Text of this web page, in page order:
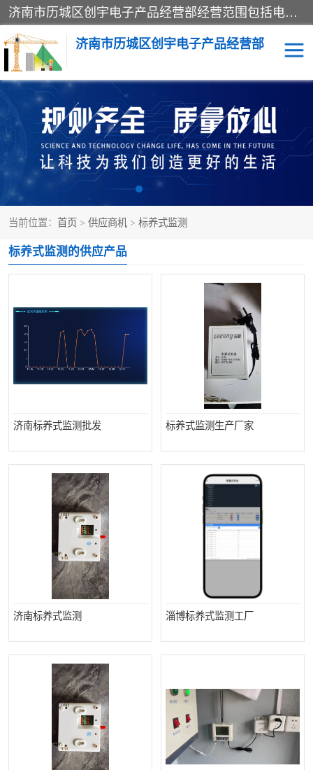
济南市历城区创宇电子产品经营部经营范围包括电子产品、起重机械配件、电气设备、仪器仪表、配电箱、监控设备的批发、零售；配电箱、仪器仪表（不含计量器）、工业自动化设备（不含特种设备、电力设备）的安装、维修。（依法须经批准的项目，经相关部门批准后方可开展经营活动）。
济南市历城区创宇电子产品经营部
当前位置： 首页 > 供应商机 > 标养式监测
标养式监测的供应产品
济南标养式监测批发 标养式监测生产厂家
济南标养式监测 淄博标养式监测工厂
标养式监测 吊钩可视化
钢丝绳监控 高支模
升降机 施工临电箱监测系统
卸料平台